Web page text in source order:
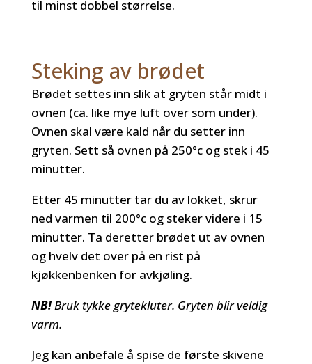
til minst dobbel størrelse.
Steking av brødet
Brødet settes inn slik at gryten står midt i
ovnen (ca. like mye luft over som under).
Ovnen skal være kald når du setter inn
gryten. Sett så ovnen på 250°c og stek i 45
minutter.
Etter 45 minutter tar du av lokket, skrur
ned varmen til 200°c og steker videre i 15
minutter. Ta deretter brødet ut av ovnen
og hvelv det over på en rist på
kjøkkenbenken for avkjøling.
NB!Bruk tykke grytekluter. Gryten blir veldig
varm.
Jeg kan anbefale å spise de første skivene